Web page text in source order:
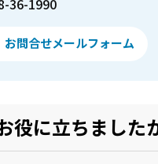
36-1990
お問合せメールフォーム
役に立ちました